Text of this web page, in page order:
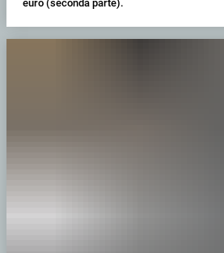
euro (seconda parte).